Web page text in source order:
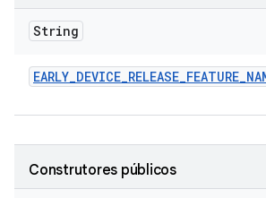
String
EARLY_DEVICE_RELEASE_FEATURE_
Construtores públicos